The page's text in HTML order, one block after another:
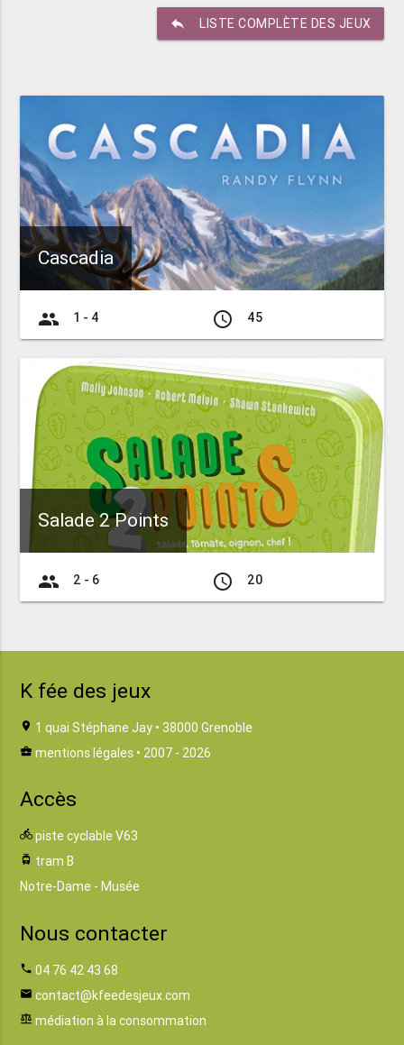
reply LISTE COMPLÈTE DES JEUX
Cascadia
group 1 - 4 access_time 45
Salade 2 Points
group 2 - 6 access_time 20
K fée des jeux
location_on 1 quai Stéphane Jay • 38000 Grenoble
business_center mentions légales • 2007 - 2026
Accès
directions_bike piste cyclable V63
tram tram B
Notre-Dame - Musée
Nous contacter
phone 04 76 42 43 68
email contact@kfeedesjeux.com
balance médiation à la consommation